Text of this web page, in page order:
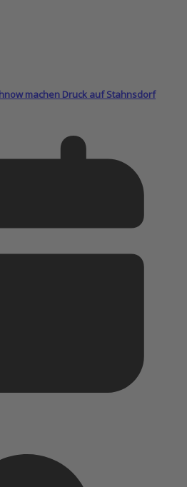
machen Druck auf Stahnsdorf